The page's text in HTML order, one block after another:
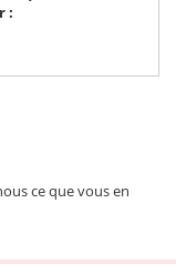
:
ce que vous en